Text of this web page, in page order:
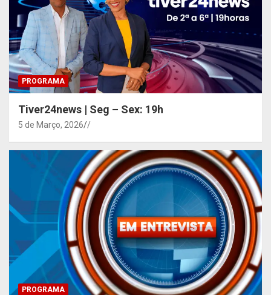
PROGRAMA
Tiver24news | Seg – Sex: 19h
5 de Março, 2026 /
PROGRAMA